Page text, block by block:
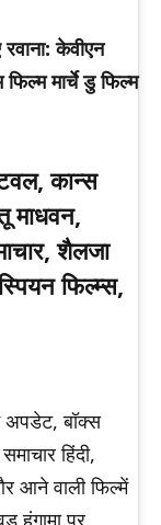
केवीएन
मार्चे डु फिल्म
कान्स
माधवन,
शैलजा
फिल्म्स,
अपडेट, बॉक्स
हिंदी,
आने वाली फिल्में